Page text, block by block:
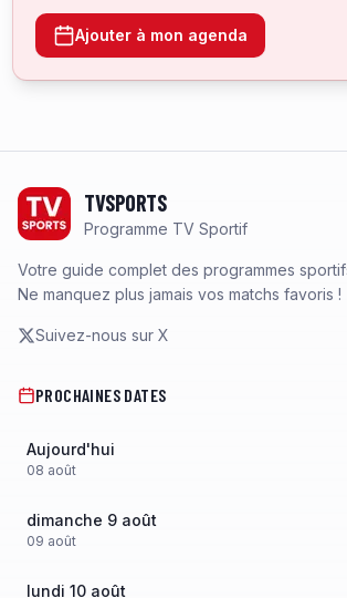
Ajouter à mon agenda
TVSPORTS
Programme TV Sportif
Votre guide complet des programmes
Ne manquez plus jamais vos matchs favoris !
Suivez-nous sur X
PROCHAINES DATES
Aujourd'hui
08 août
dimanche 9 août
09 août
lundi 10 août